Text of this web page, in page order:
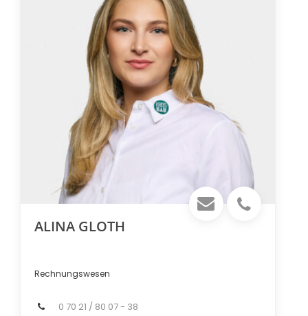
ALINA GLOTH
Rechnungswesen
0 70 21 / 80 07 - 38